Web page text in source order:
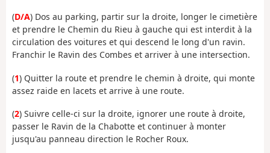
(D/A) Dos au parking, partir sur la droite, longer le cimetière
et prendre le Chemin du Rieu à gauche qui est interdit à la
circulation des voitures et qui descend le long d'un ravin.
Franchir le Ravin des Combes et arriver à une intersection.
(1) Quitter la route et prendre le chemin à droite, qui monte
assez raide en lacets et arrive à une route.
(2) Suivre celle-ci sur la droite, ignorer une route à droite,
passer le Ravin de la Chabotte et continuer à monter
jusqu'au panneau direction le Rocher Roux.